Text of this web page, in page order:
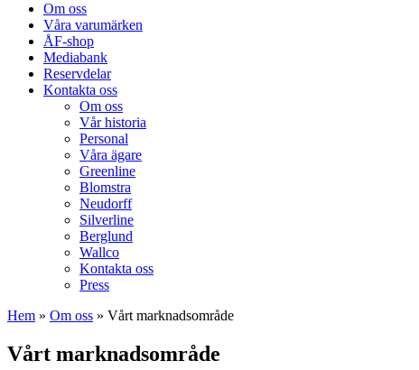
Om oss
Våra varumärken
ÅF-shop
Mediabank
Reservdelar
Kontakta oss
Om oss
Vår historia
Personal
Våra ägare
Greenline
Blomstra
Neudorff
Silverline
Berglund
Wallco
Kontakta oss
Press
Hem » Om oss » Vårt marknadsområde
Vårt marknadsområde